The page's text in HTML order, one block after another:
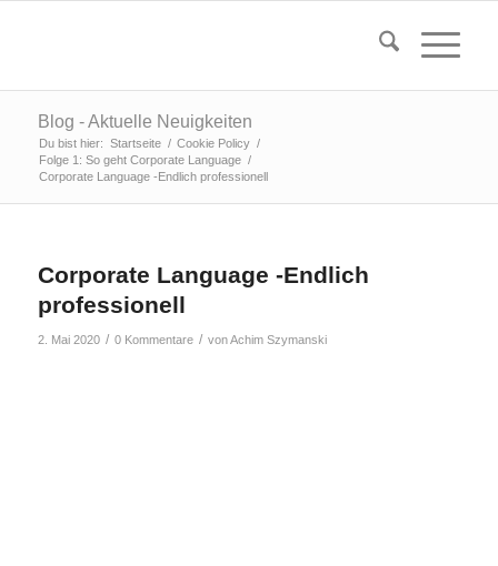
Blog - Aktuelle Neuigkeiten
Du bist hier: Startseite / Cookie Policy /
Folge 1: So geht Corporate Language /
Corporate Language -Endlich professionell
Corporate Language -Endlich
professionell
2. Mai 2020 / 0 Kommentare / vonAchim Szymanski